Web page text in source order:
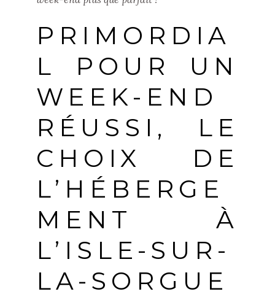
PRIMORDIA
L POUR UN
WEEK-END
RÉUSSI, LE
CHOIX DE
L’HÉBERGE
MENT À
L’ISLE-SUR-
LA-SORGUE